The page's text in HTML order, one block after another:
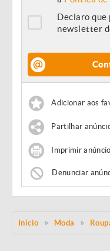
Declaro que
newsletter
Adicionar aos
Partilhar
Imprimir anúncio
Denunciar
Início Moda